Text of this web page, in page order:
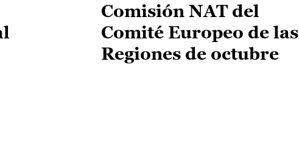
Comisión NAT del
Comité Europeo de las
Regiones de octubre